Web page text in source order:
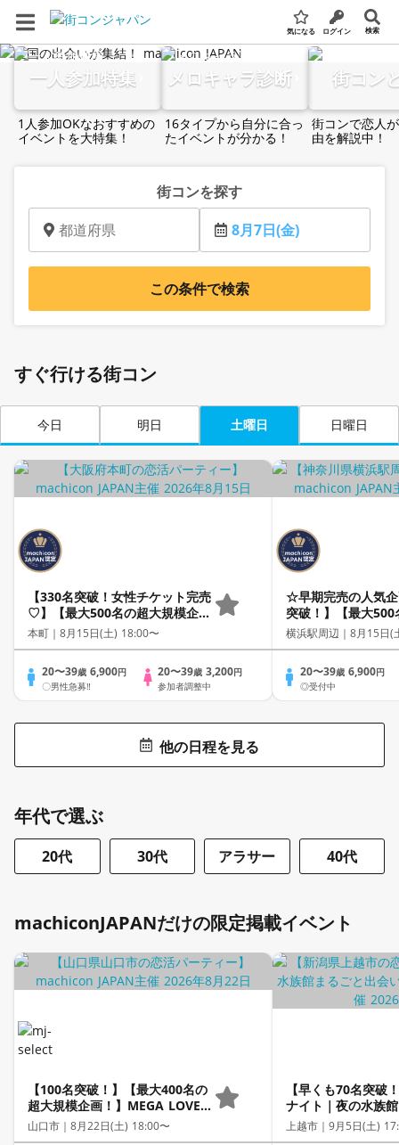
気になる ログイン 検索
全国の街コン・婚活パーティー検索サイト
一人参加特集
1人参加OKなおすすめの
イベントを大特集！
メロキャラ診断
16タイプから自分に合っ
たイベントが分かる！
街コン
街コンで恋人
由を解説中！
街コンを探す
都道府県
8月7日(金)
この条件で検索
すぐ行ける街コン
今日 明日 土曜日 日曜日
【330名突破！女性チケット完売
♡】【最大500名の超大規模企
画！】MEGA LOVE FES～恋が
動き出す出会いの祭典～
本町｜ 8月15日(土) 18:00〜
20〜39歳 6,900円
〇男性急募‼
20〜39歳 3,200円
参加者調整中
☆早期完売の人気
突破！】【最大
企画！】MEGA
が動き出す出会い
横浜駅周辺｜ 8月15日(
20〜39歳 6,900円
◎受付中
他の日程を見る
年代で選ぶ
20代 30代 アラサー 40代
machiconJAPANだけの限定掲載イベント
【100名突破！】【最大400名の
超大規模企画！】MEGA LOVE
FES～恋が動き出す出会いの祭典
～
山口市｜ 8月22日(土) 18:00〜
【早くも70名突破
ナイト｜夜の水族
会いの舞台～最大
企画！～【新潟県
上越市｜ 9月5日(土)